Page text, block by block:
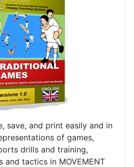
save, and print easily and in
of games,
drills and training,
and tactics in MOVEMENT